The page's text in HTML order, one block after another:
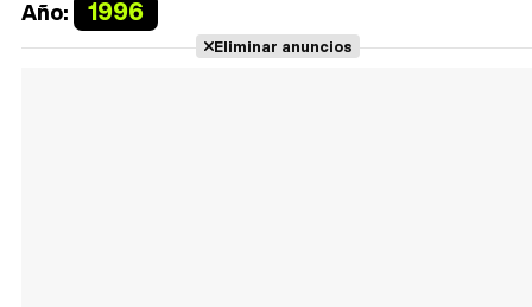
Año: 1996
Eliminar anuncios